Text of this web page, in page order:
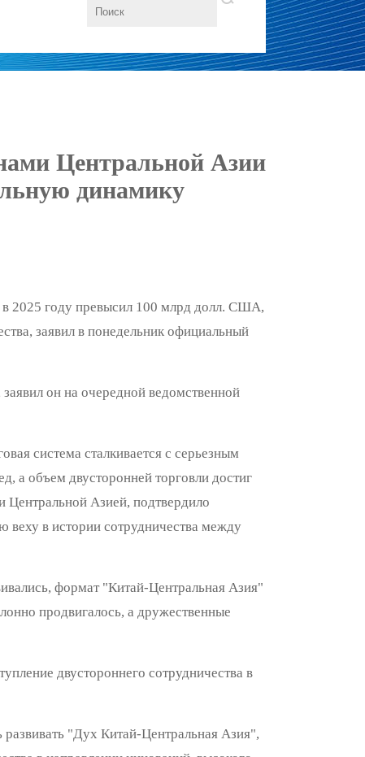
Центральной Азии
динамику
2025 году превысил 100 млрд долл. США,
заявил в понедельник официальный
он на очередной ведомственной
система сталкивается с серьезным
а объем двусторонней торговли достиг
Центральной Азией, подтвердило
в истории сотрудничества между
формат "Китай-Центральная Азия"
продвигалось, а дружественные
двустороннего сотрудничества в
развивать "Дух Китай-Центральная Азия",